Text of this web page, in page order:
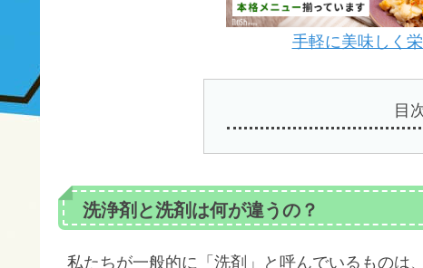
手軽に美味しく
目
洗浄剤と洗剤は何が違うの？
私たちが一般的に「洗剤」と呼んでいるものは、